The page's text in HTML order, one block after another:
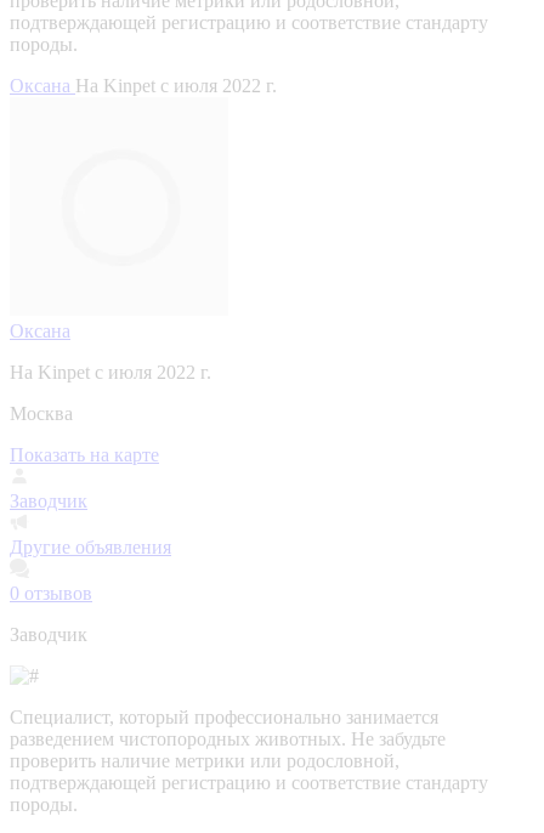
подтверждающей регистрацию и соответствие стандарту
породы.
Оксана На Kinpet c июля 2022 г.
Оксана
На Kinpet c июля 2022 г.
Москва
Показать на карте
Заводчик
Другие объявления
0 отзывов
Заводчик
Специалист, который профессионально занимается
разведением чистопородных животных. Не забудьте
проверить наличие метрики или родословной,
подтверждающей регистрацию и соответствие стандарту
породы.